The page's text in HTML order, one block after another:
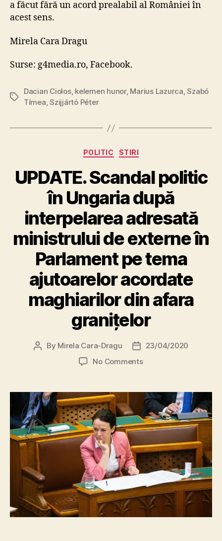
a făcut fără un acord prealabil al României în
acest sens.
Mirela Cara Dragu
Surse: g4media.ro, Facebook.
Tags
Dacian Ciolos, kelemen hunor, Marius Lazurca,Szabó
Tímea,Szijjártó Péter
Categories
POLITIC STIRI
UPDATE. Scandal politic
în Ungaria după
interpelarea adresată
ministrului de externe în
Parlament pe tema
ajutoarelor acordate
maghiarilor din afara
granițelor
Post
By Mirela Cara-Dragu
Post23/04/2020
No Commentson
politic
în
Ungaria
după
interpelarea
adresată
ministrului
de
externe
în
Parlament
pe